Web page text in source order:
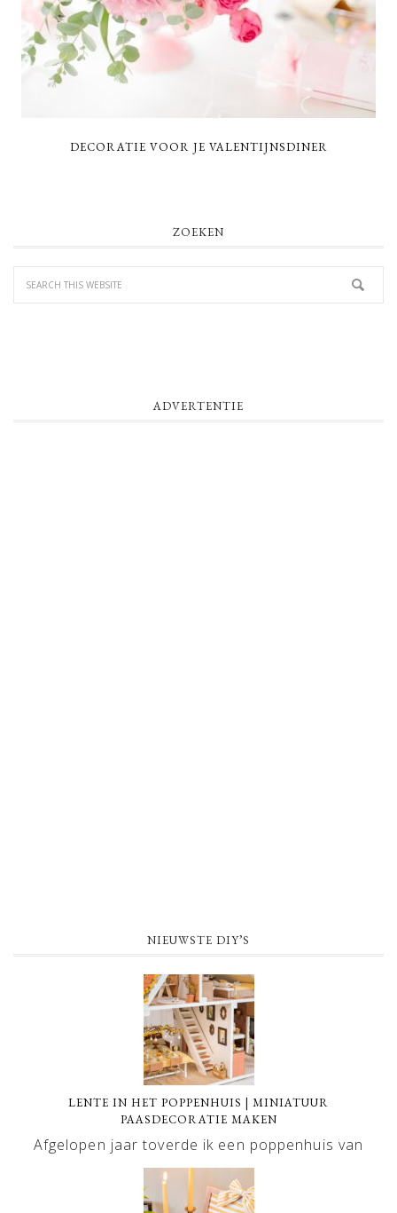
DECORATIE VOOR JE VALENTIJNSDINER
ZOEKEN
ADVERTENTIE
NIEUWSTE DIY’S
LENTE IN HET POPPENHUIS | MINIATUUR
PAASDECORATIE MAKEN
Afgelopen jaar toverde ik een poppenhuis van